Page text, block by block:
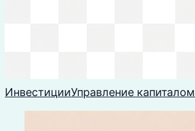
ИнвестицииУправление капиталом